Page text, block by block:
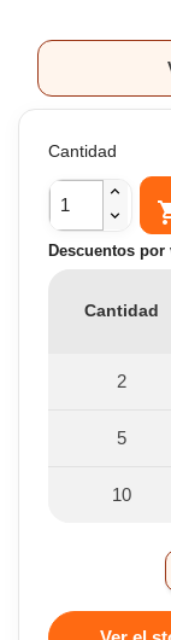
Cantidad
Descuentos
Cantidad
2
5
10